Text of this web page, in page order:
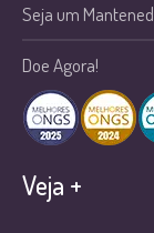
Seja um
Doe Agora!
Veja +